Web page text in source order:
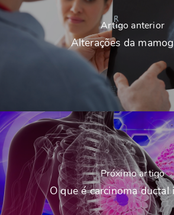
Artigo anterior
Alterações da
Próximo artigo
O que é carcinoma ductal